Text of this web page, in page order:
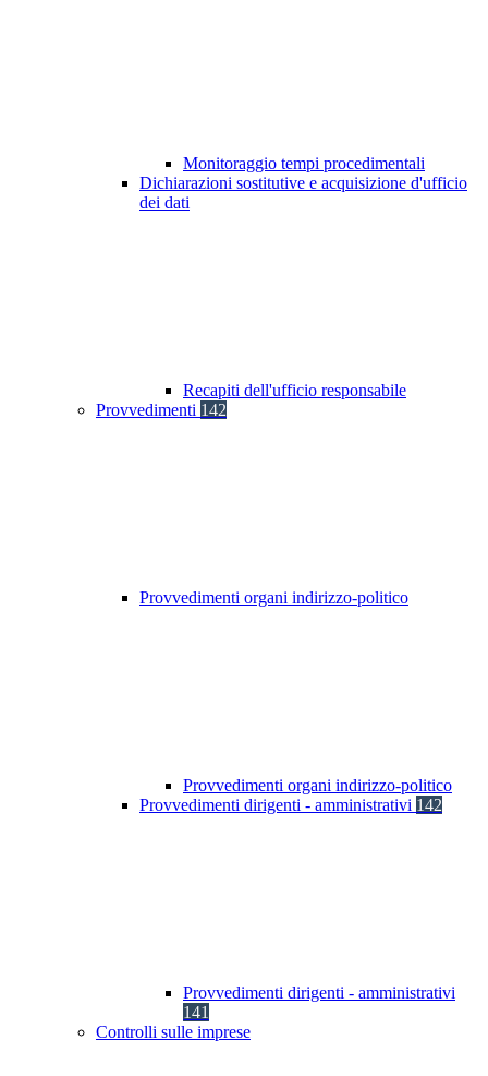
Monitoraggio tempi procedimentali
Dichiarazioni sostitutive e acquisizione d'ufficio
dei dati
Recapiti dell'ufficio responsabile
Provvedimenti 142
Provvedimenti organi indirizzo-politico
Provvedimenti organi indirizzo-politico
Provvedimenti dirigenti - amministrativi 142
Provvedimenti dirigenti - amministrativi
141
Controlli sulle imprese